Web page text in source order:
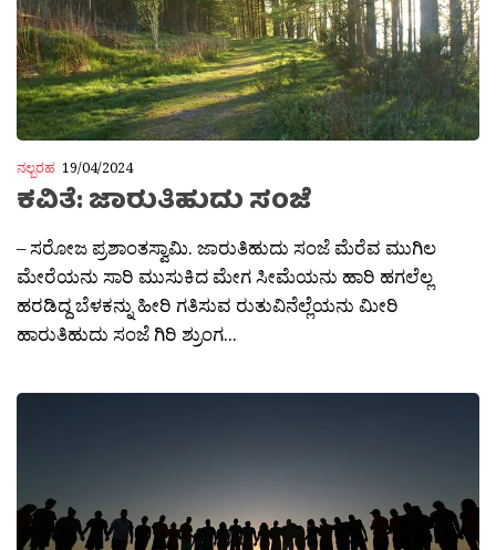
ನಲ್ಬರಹ 19/04/2024
ಕವಿತೆ: ಜಾರುತಿಹುದು ಸಂಜೆ
– ಸರೋಜ ಪ್ರಶಾಂತಸ್ವಾಮಿ. ಜಾರುತಿಹುದು ಸಂಜೆ ಮೆರೆವ ಮುಗಿಲ
ಮೇರೆಯನು ಸಾರಿ ಮುಸುಕಿದ ಮೇಗ ಸೀಮೆಯನು ಹಾರಿ ಹಗಲೆಲ್ಲ
ಹರಡಿದ್ದ ಬೆಳಕನ್ನು ಹೀರಿ ಗತಿಸುವ ರುತುವಿನೆಲ್ಲೆಯನು ಮೀರಿ
ಹಾರುತಿಹುದು ಸಂಜೆ ಗಿರಿ ಶ್ರುಂಗ...